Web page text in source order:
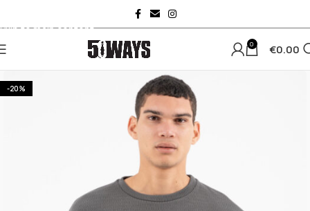
Skip to main content
0 €0.00
-20%